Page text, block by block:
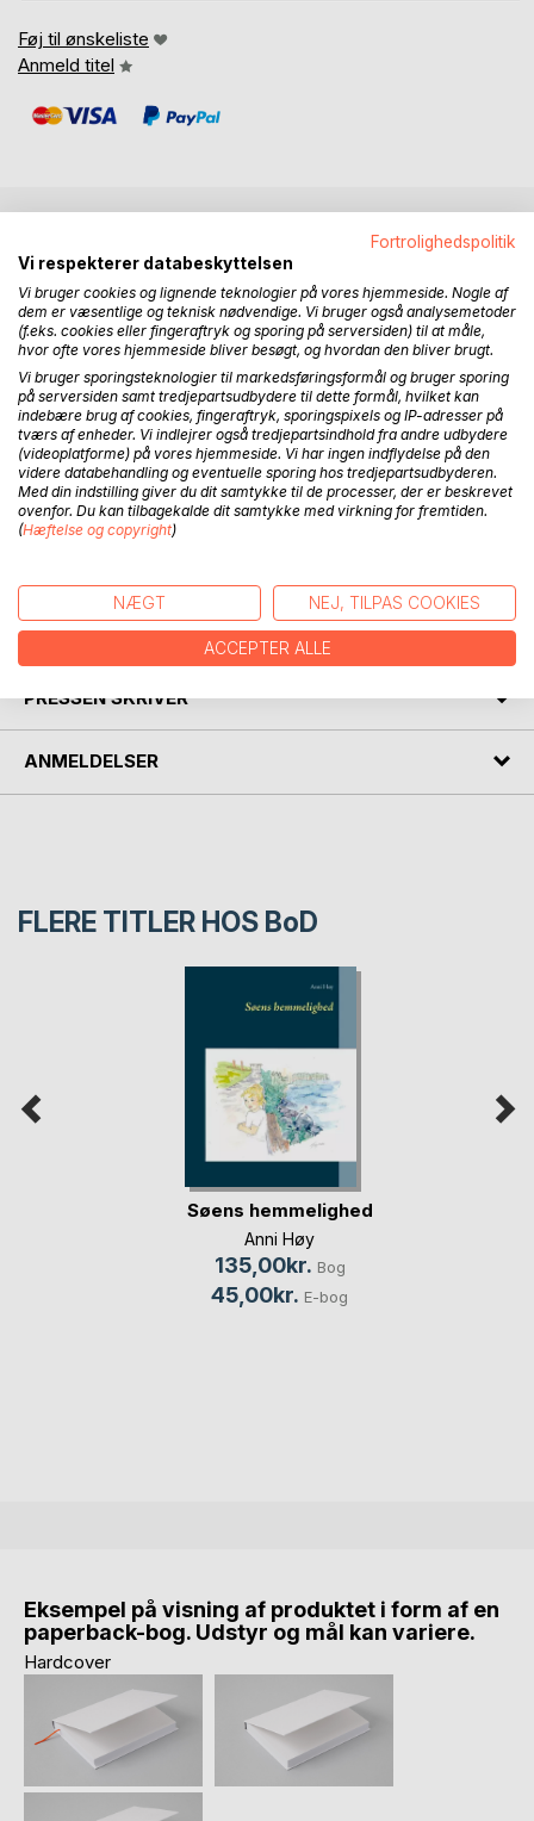
Føj til ønskeliste
Anmeld titel
Søskendeparret Nicolaj og Josefine elsker at opholde sig i
naturen - ikke mindst at lege i skoven. De kender mange af
dyrene og fuglene - og så er de de eneste, der kender
skovens hemmelighed.
Svar på naturspørgsmålene findes bagerst i bogen.
I denne serie er der tidligere udkommet:
Mosens hemmelighed
FORFATTER
PRESSEN SKRIVER
ANMELDELSER
FLERE TITLER HOS BoD
Søens hemmelighed
Anni Høy
135,00kr. Bog
45,00kr. E-bog
Eksempel på visning af produktet i form af en
paperback-bog. Udstyr og mål kan variere.
Hardcover
Fortrolighedspolitik
Vi respekterer databeskyttelsen
Vi bruger cookies og lignende teknologier på vores hjemmeside. Nogle af
dem er væsentlige og teknisk nødvendige. Vi bruger også analysemetoder
(f.eks. cookies eller fingeraftryk og sporing på serversiden) til at måle,
hvor ofte vores hjemmeside bliver besøgt, og hvordan den bliver brugt.
Vi bruger sporingsteknologier til markedsføringsformål og bruger sporing
på serversiden samt tredjepartsudbydere til dette formål, hvilket kan
indebære brug af cookies, fingeraftryk, sporingspixels og IP-adresser på
tværs af enheder. Vi indlejrer også tredjepartsindhold fra andre udbydere
(videoplatforme) på vores hjemmeside. Vi har ingen indflydelse på den
videre databehandling og eventuelle sporing hos tredjepartsudbyderen.
Med din indstilling giver du dit samtykke til de processer, der er beskrevet
ovenfor. Du kan tilbagekalde dit samtykke med virkning for fremtiden.
(Hæftelse og copyright)
NÆGT NEJ, TILPAS COOKIES
ACCEPTER ALLE